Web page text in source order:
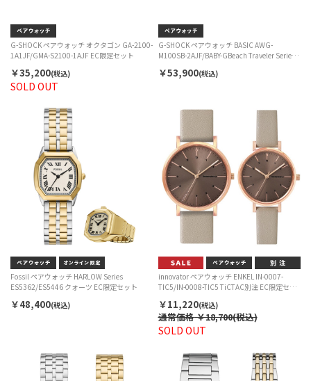
SOLD OUT
G-SHOCK ペアウォッチ オクタゴン GA-2100-
1A1JF/GMA-S2100-1AJF EC限定セット
￥35,200(税込)
G-SHOCK ペアウォッチ BASIC AWG-
M100SB-2AJF/BABY-GBeach Traveler Series
￥53,900(税込)
Fossil ペアウォッチ HARLOW Series
ES5362/ES5446 クォーツ EC限定セット
￥48,400(税込)
SOLD OUT
innovator ペアウォッチ ENKEL IN-0007-
TIC5/IN-0008-TIC5 TiCTAC別注 EC限定セッ
￥11,220(税込)
通常価格￥18,700(税込)